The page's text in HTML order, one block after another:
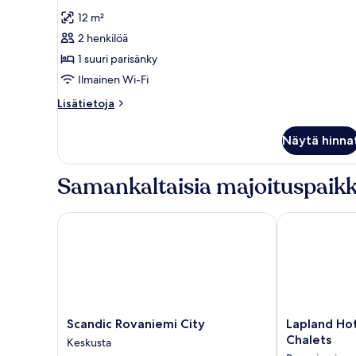
huonetyypin
Aurora
Nest
kuvat
12 m²
2 henkilöä
1 suuri parisänky
Ilmainen Wi-Fi
Lisätietoja
Lisätietoja
Näytä
Samankaltaisia
Scandic
Rovaniemi
City
Scandic Rovaniemi City
Keskusta
Scandic Rovaniemi City
Lapland
Hotels
Lapland
Chalets
Lapland